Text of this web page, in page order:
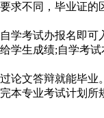
求不同，毕业证的
学考试办报名即可
生成绩;自学考
文答辩就能毕业
本专业考试计划